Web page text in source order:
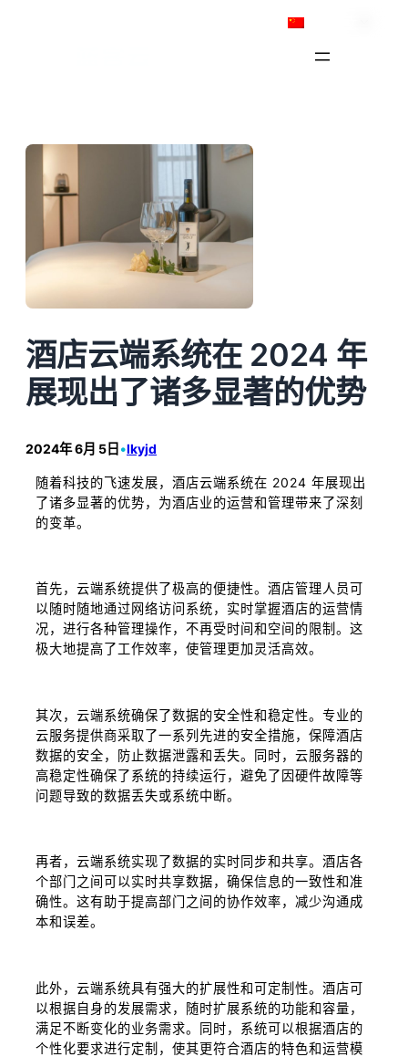
酒店云端系统在 2024 年
展现出了诸多显著的优势
2024年 6月 5日 •lkyjd
随着科技的飞速发展，酒店云端系统在 2024 年展现出
了诸多显著的优势，为酒店业的运营和管理带来了深刻
的变革。
首先，云端系统提供了极高的便捷性。酒店管理人员可
以随时随地通过网络访问系统，实时掌握酒店的运营情
况，进行各种管理操作，不再受时间和空间的限制。这
极大地提高了工作效率，使管理更加灵活高效。
其次，云端系统确保了数据的安全性和稳定性。专业的
云服务提供商采取了一系列先进的安全措施，保障酒店
数据的安全，防止数据泄露和丢失。同时，云服务器的
高稳定性确保了系统的持续运行，避免了因硬件故障等
问题导致的数据丢失或系统中断。
再者，云端系统实现了数据的实时同步和共享。酒店各
个部门之间可以实时共享数据，确保信息的一致性和准
确性。这有助于提高部门之间的协作效率，减少沟通成
本和误差。
此外，云端系统具有强大的扩展性和可定制性。酒店可
以根据自身的发展需求，随时扩展系统的功能和容量，
满足不断变化的业务需求。同时，系统可以根据酒店的
个性化要求进行定制，使其更符合酒店的特色和运营模